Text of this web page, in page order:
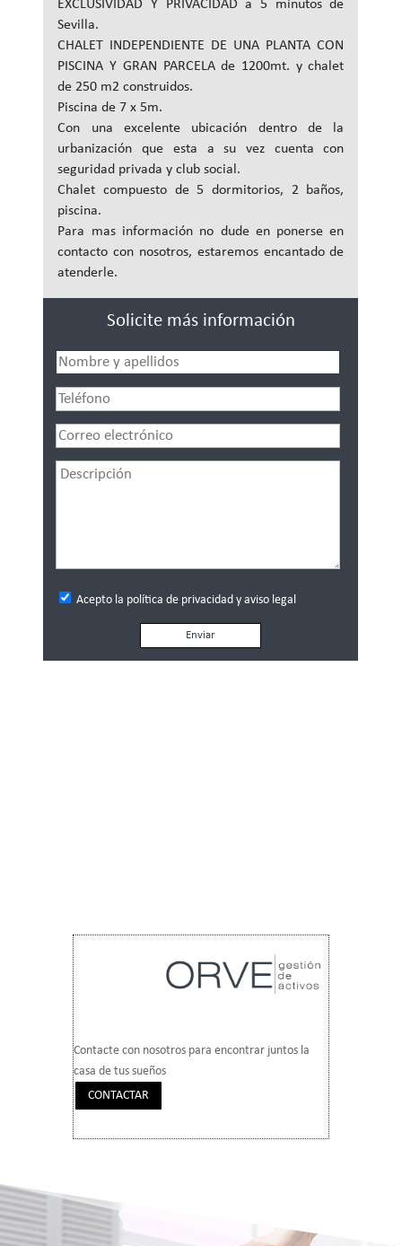
EXCLUSIVIDAD Y PRIVACIDAD a 5 minutos de
Sevilla.
CHALET INDEPENDIENTE DE UNA PLANTA CON
PISCINA Y GRAN PARCELA de 1200mt. y chalet
de 250 m2 construidos.
Piscina de 7 x 5m.
Con una excelente ubicación dentro de la
urbanización que esta a su vez cuenta con
seguridad privada y club social.
Chalet compuesto de 5 dormitorios, 2 baños,
piscina.
Para mas información no dude en ponerse en
contacto con nosotros, estaremos encantado de
atenderle.
Solicite más información
Acepto la política de privacidad y aviso legal
Contacte con nosotros para encontrar juntos la
casa de tus sueños
CONTACTAR